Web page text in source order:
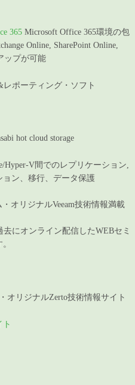
365 Microsoft Office 365環境の包
Online, SharePoint Online,
ップが可能
ポーティング・ソフト
hot cloud storage
Hyper-V間でのレプリケーション,
ン、移行、データ保護
オリジナルVeeam技術情報満載
去にオンライン配信したWEBセミ
オリジナルZerto技術情報サイト